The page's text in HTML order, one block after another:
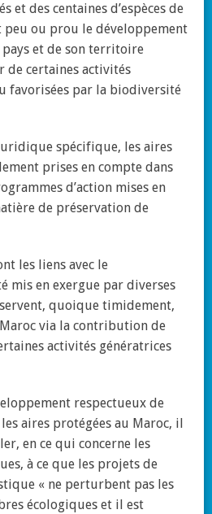
et des centaines d’espèces de
peu ou prou le développement
et de son territoire
de certaines activités
favorisées par la biodiversité
spécifique, les aires
prises en compte dans
d’action mises en
de préservation de
les liens avec le
mis en exergue par diverses
quoique timidement,
via la contribution de
activités génératrices
respectueux de
aires protégées au Maroc, il
en ce qui concerne les
à ce que les projets de
« ne perturbent pas les
écologiques et il est